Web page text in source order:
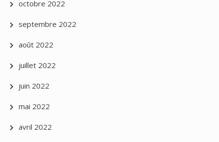
octobre 2022
septembre 2022
août 2022
juillet 2022
juin 2022
mai 2022
avril 2022